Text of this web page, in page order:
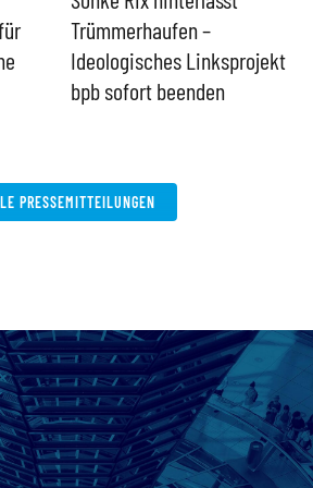
Trümmerhaufen –
Ideologisches Linksprojekt
bpb sofort beenden
PRESSEMITTEILUNGEN